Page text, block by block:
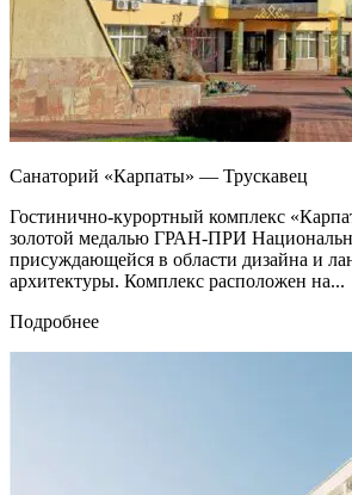
Санаторий «Карпаты» — Трускавец
Гостинично-курортный комплекс
золотой медалью ГРАН-ПРИ
присуждающейся в области дизайна и
архитектуры. Комплекс расположен на...
Подробнее